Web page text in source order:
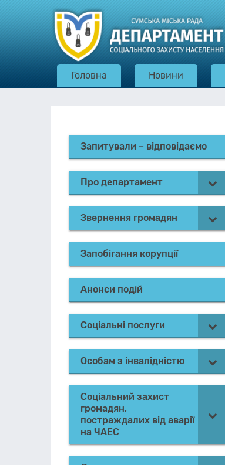
Головна Новини
Запитували – відповідаємо
Про департамент
Звернення громадян
Запобігання корупції
Анонси подій
Соціальні послуги
Особам з інвалідністю
Соціальний захист
громадян,
постраждалих від аварії
на ЧАЕС